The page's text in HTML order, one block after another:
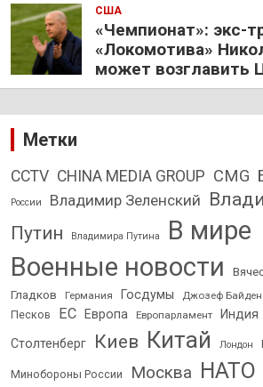
США
«Чемпионат»: экс-
«Локомотива»
может возглавить
Метки
CCTV CHINA MEDIA GROUP CMG
России Владимир Зеленский
Путин
Владимира Путина
В мире
Военные новости
Гладков
Германия Госдумы Джозеф Байден
Песков
ЕС Европа Европарламент Индия
Столтенберг Киев Китай Лондон
Минобороны России Москва НАТО